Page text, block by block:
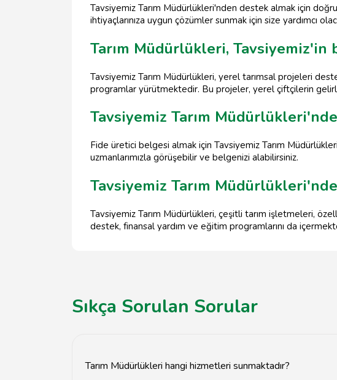
Tavsiyemiz Tarım Müdürlükleri'nden destek almak için
ihtiyaçlarınıza uygun çözümler sunmak için size yardımcı
Tarım Müdürlükleri,
Tavsiyemiz Tarım Müdürlükleri, yerel tarımsal projeleri
programlar yürütmektedir. Bu projeler, yerel çiftçilerin
Tavsiyemiz Tarım
Fide üretici belgesi almak için Tavsiyemiz Tarım
uzmanlarımızla görüşebilir ve belgenizi alabilirsiniz.
Tavsiyemiz Tarım
Tavsiyemiz Tarım Müdürlükleri, çeşitli tarım işletmeleri,
destek, finansal yardım ve eğitim programlarını da
Sıkça Sorulan Sorular
Tarım Müdürlükleri hangi hizmetleri sunmaktadır?